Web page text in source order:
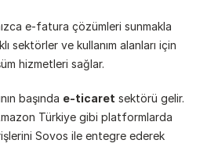
e-fatura çözümleri sunmakla
sektörler ve kullanım alanları için
hizmetleri sağlar.
başında e-ticaret sektörü gelir.
Türkiye gibi platformlarda
Sovos ile entegre ederek